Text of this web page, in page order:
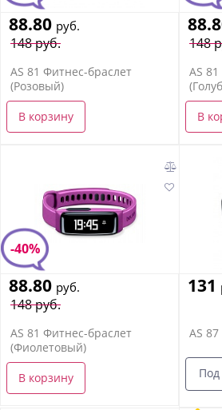
148 руб.
88.80 руб.
AS 81 Фитнес-браслет
(Розовый)
В корзину
148
AS
В
-40%
148 руб.
88.80 руб.
AS 81 Фитнес-браслет
(Фиолетовый)
В корзину
131
AS
Под